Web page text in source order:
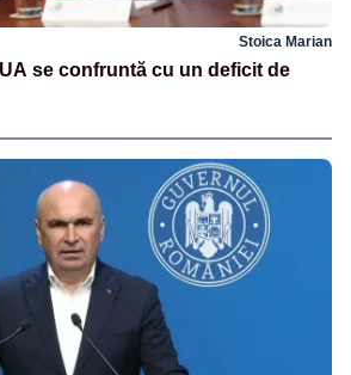
Stoica Marian
se confruntă cu un deficit de